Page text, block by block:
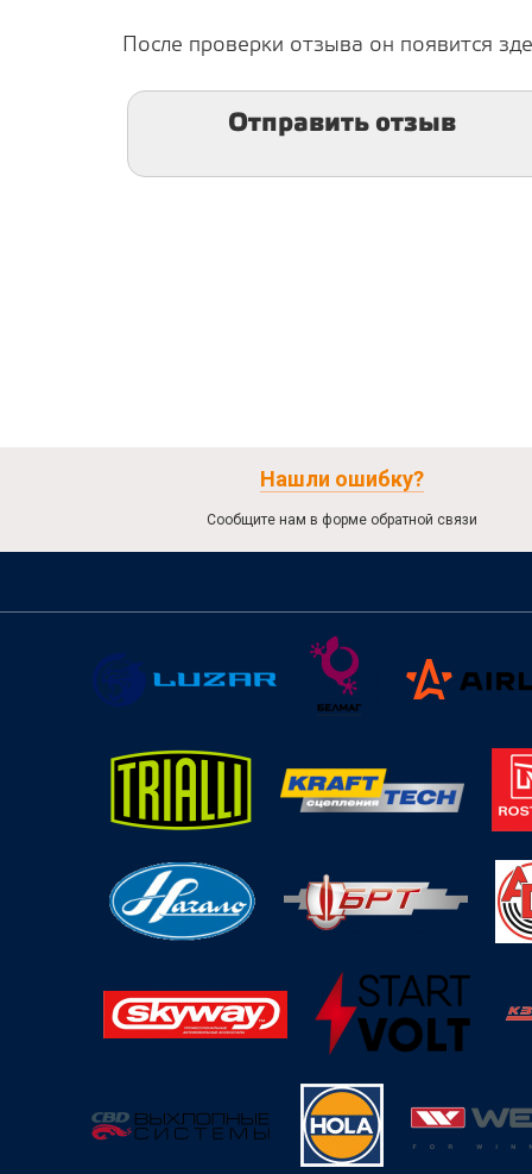
После проверки отзыва он появится
Отправить отзыв
Нашли ошибку?
Сообщите нам в форме обратной связи